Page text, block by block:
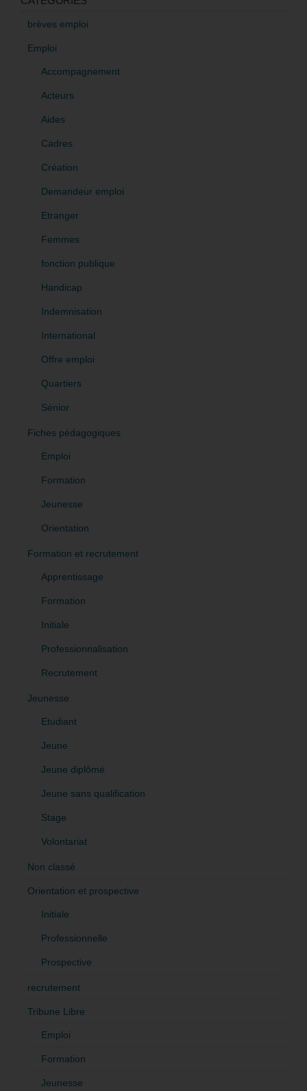
brèves emploi
Emploi
Accompagnement
Acteurs
Aides
Cadres
Création
Demandeur emploi
Etranger
Femmes
fonction publique
Handicap
Indemnisation
International
Offre emploi
Quartiers
Sénior
Fiches pédagogiques
Emploi
Formation
Jeunesse
Orientation
Formation et recrutement
Apprentissage
Formation
Initiale
Professionnalisation
Recrutement
Jeunesse
Etudiant
Jeune
Jeune diplômé
Jeune sans qualification
Stage
Volontariat
Non classé
Orientation et prospective
Initiale
Professionnelle
Prospective
recrutement
Tribune Libre
Emploi
Formation
Jeunesse